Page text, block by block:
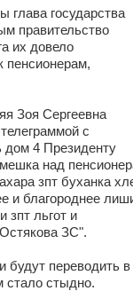
глава государства
правительство
их довело
пенсионерам,
Зоя Сергеевна
с
4 Президенту
над
зпт буханка
и благороднее
зпт льгот и
ЗС".
будут переводить в
стало стыдно.